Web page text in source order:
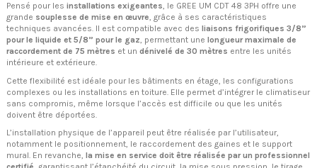
Pensé pour les installations exigeantes, le GREE UM CDT 48 3PH offre une
grande souplesse de mise en œuvre, grâce à ses caractéristiques
techniques avancées. Il est compatible avec des liaisons frigorifiques 3/8”
pour le liquide et 5/8” pour le gaz, permettant une longueur maximale de
raccordement de 75 mètres et un dénivelé de 30 mètres entre les unités
intérieure et extérieure.
Cette flexibilité est idéale pour les bâtiments en étage, les configurations
complexes ou les installations en toiture. Elle permet d’intégrer le climatiseur
sans compromis, même lorsque l’accès est difficile ou que les unités
doivent être déportées.
L’installation physique de l’appareil peut être réalisée par l’utilisateur,
notamment le positionnement, le raccordement des gaines et le support
mural. En revanche, la mise en service doit être réalisée par un professionnel